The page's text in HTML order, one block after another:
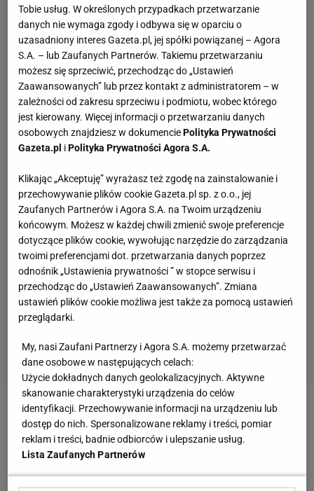
Zobacz wideoBorek: Lewandowski chyba dojrzał do
tego, by zmienić otoczenie
Niemieckie media zaskoczone zachowaniem
Tobie usług. W określonych przypadkach przetwarzanie
danych nie wymaga zgody i odbywa się w oparciu o
uzasadniony interes Gazeta.pl, jej spółki powiązanej – Agora
S.A. – lub Zaufanych Partnerów. Takiemu przetwarzaniu
możesz się sprzeciwić, przechodząc do „Ustawień
Zaawansowanych” lub przez kontakt z administratorem – w
zależności od zakresu sprzeciwu i podmiotu, wobec którego
jest kierowany. Więcej informacji o przetwarzaniu danych
osobowych znajdziesz w dokumenciePolityka Prywatności
Gazeta.pl iPolityka Prywatności Agora S.A.
Klikając „Akceptuję” wyrażasz też zgodę na zainstalowanie i
przechowywanie plików cookie Gazeta.pl sp. z o.o., jej
Zaufanych Partnerów i Agora S.A. na Twoim urządzeniu
końcowym. Możesz w każdej chwili zmienić swoje preferencje
dotyczące plików cookie, wywołując narzędzie do zarządzania
twoimi preferencjami dot. przetwarzania danych poprzez
odnośnik „Ustawienia prywatności ” w stopce serwisu i
przechodząc do „Ustawień Zaawansowanych”. Zmiana
ustawień plików cookie możliwa jest także za pomocą ustawień
przeglądarki.
My, nasi Zaufani Partnerzy i Agora S.A. możemy przetwarzać
dane osobowe w następujących celach:
Użycie dokładnych danych geolokalizacyjnych. Aktywne
skanowanie charakterystyki urządzenia do celów
identyfikacji. Przechowywanie informacji na urządzeniu lub
dostęp do nich. Spersonalizowane reklamy i treści, pomiar
reklam i treści, badnie odbiorców i ulepszanie usług.
Lista Zaufanych Partnerów